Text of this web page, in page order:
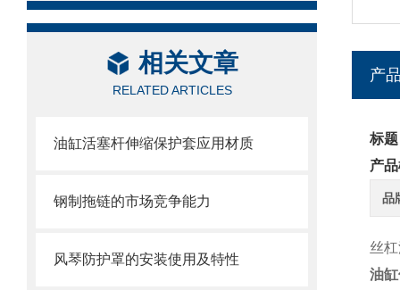
相关文章
RELATED ARTICLES
油缸活塞杆伸缩保护套应用材质
钢制拖链的市场竞争能力
风琴防护罩的安装使用及特性
产
标
产
品
丝
油